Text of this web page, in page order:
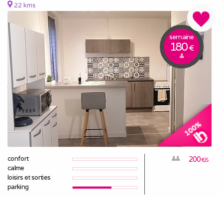
22 kms
semaine
180€
confort
calme
loisirs et sorties
parking
200€/S